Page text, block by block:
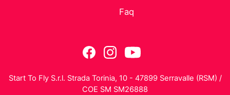
Faq
Start To Fly S.r.l. Strada Torinia, 10 - 47899 Serravalle (RSM) /
COE SM SM26888